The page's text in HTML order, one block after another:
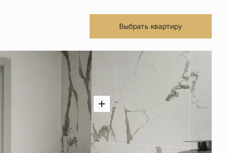
Выбрать квартиру